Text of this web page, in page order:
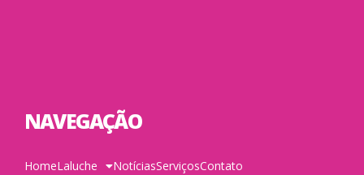
NAVEGAÇÃO
HomeLaluche NotíciasServiçosContato